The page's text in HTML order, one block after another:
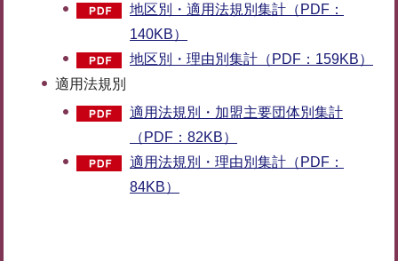
地区別・適用法規別集計（PDF：
140KB）
地区別・理由別集計（PDF：159KB）
適用法規別
適用法規別・加盟主要団体別集計
（PDF：82KB）
適用法規別・理由別集計（PDF：
84KB）